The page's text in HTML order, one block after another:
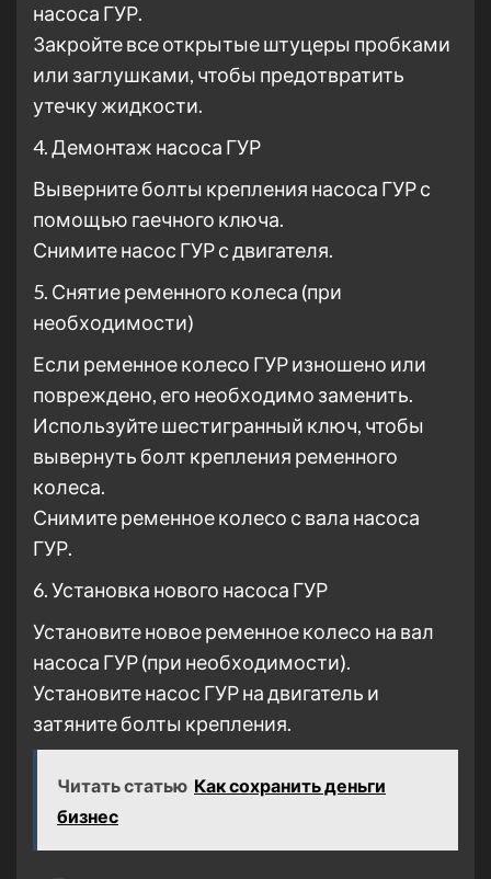
насоса ГУР.
Закройте все открытые штуцеры пробками
или заглушками, чтобы предотвратить
утечку жидкости.
4. Демонтаж насоса ГУР
Выверните болты крепления насоса ГУР с
помощью гаечного ключа.
Снимите насос ГУР с двигателя.
5. Снятие ременного колеса (при
необходимости)
Если ременное колесо ГУР изношено или
повреждено, его необходимо заменить.
Используйте шестигранный ключ, чтобы
вывернуть болт крепления ременного
колеса.
Снимите ременное колесо с вала насоса
ГУР.
6. Установка нового насоса ГУР
Установите новое ременное колесо на вал
насоса ГУР (при необходимости).
Установите насос ГУР на двигатель и
затяните болты крепления.
Читать статью Как сохранить деньги
бизнес